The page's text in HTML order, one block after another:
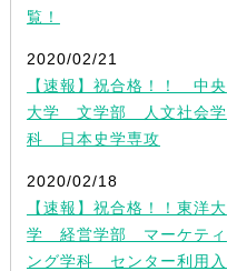
覧！
2020/02/21
【速報】祝合格！！ 中央
大学 文学部 人文社会学
科 日本史学専攻
2020/02/18
【速報】祝合格！！東洋大
学 経営学部 マーケティ
ング学科 センター利用入